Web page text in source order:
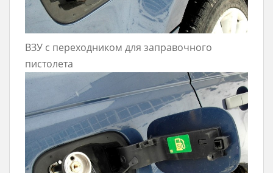
ВЗУ с переходником для заправочного
пистолета